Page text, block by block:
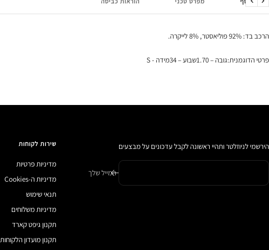
הקודם
הבא
הרכב בד: 92% פוליאסטר, 8% לייקרה.
פרטי הדוגמנית:גובה – 1.70שבוע – 34מידה - S
הירשמי לניוזלטר ותהיי ראשונה לקבל עדכונים על מבצעים
המייל שלך
שירות לקוחות
מדיניות פרטיות
מדיניות ה-Cookies
תנאי שימוש
מדיניות משלוחים
תקנון גיפט קארד
תקנון מועדון הלקוחות